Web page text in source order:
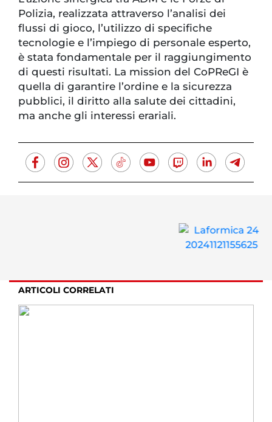
Polizia, realizzata attraverso l’analisi dei
flussi di gioco, l’utilizzo di specifiche
tecnologie e l’impiego di personale esperto,
è stata fondamentale per il raggiungimento
di questi risultati. La mission del CoPReGI è
quella di garantire l’ordine e la sicurezza
pubblici, il diritto alla salute dei cittadini,
ma anche gli interessi erariali.
ARTICOLI CORRELATI